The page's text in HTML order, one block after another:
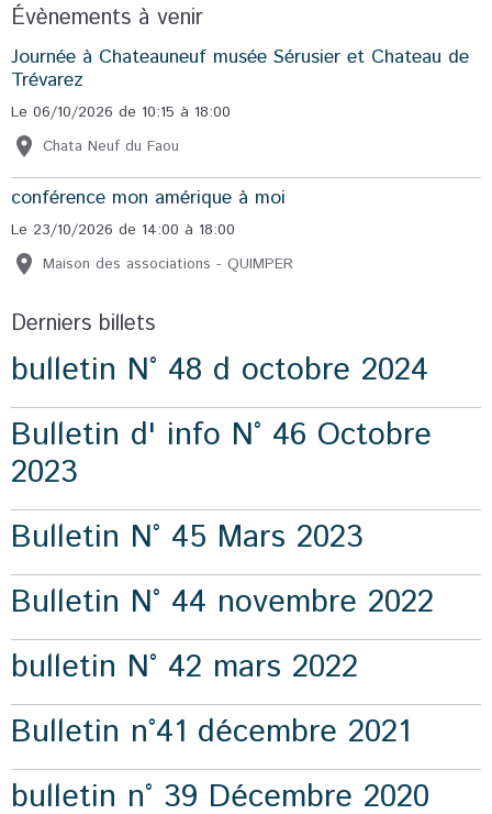
Évènements à venir
Journée à Chateauneuf musée Sérusier et Chateau de
Trévarez
Le 06/10/2026 de 10:15 à 18:00
Chata Neuf du Faou
conférence mon amérique à moi
Le 23/10/2026 de 14:00 à 18:00
Maison des associations - QUIMPER
Derniers billets
bulletin N° 48 d octobre 2024
Bulletin d' info N° 46 Octobre
2023
Bulletin N° 45 Mars 2023
Bulletin N° 44 novembre 2022
bulletin N° 42 mars 2022
Bulletin n°41 décembre 2021
bulletin n° 39 Décembre 2020